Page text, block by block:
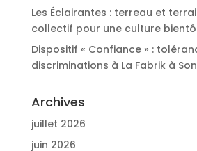
Les Éclairantes : terreau et
collectif pour une culture
Dispositif « Confiance » :
discriminations à La Fabrik à
Archives
juillet 2026
juin 2026